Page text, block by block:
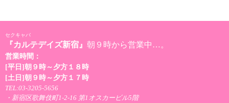
セクキャバ
『カルテデイズ新宿』 朝９時から営業中…。
営業時間：
[平日]朝９時～夕方１８時
[土日]朝９時～夕方１７時
TEL:03-3205-5656
・新宿区歌舞伎町1-2-16 第1オスカービル5階